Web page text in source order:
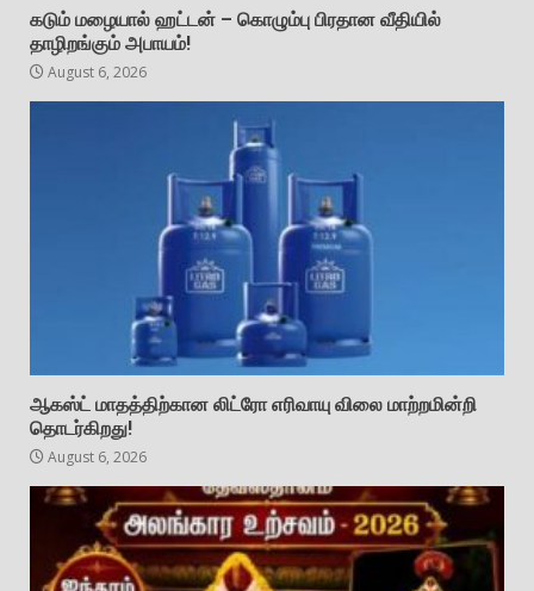
கடும் மழையால் ஹட்டன் – கொழும்பு பிரதான வீதியில்
தாழிறங்கும் அபாயம்!
August 6, 2026
ஆகஸ்ட் மாதத்திற்கான லிட்ரோ எரிவாயு விலை மாற்றமின்றி
தொடர்கிறது!
August 6, 2026